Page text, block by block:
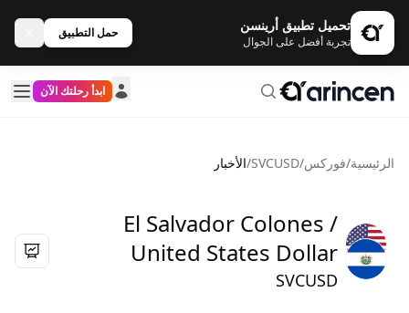
تحميل تطبيق أرينسن
تجربة أفضل على الجوال
حمل التطبيق
ابدأ رحلتك الآن
الرئيسية/فوركس/
SVCUSD
/الأخبار
El Salvador Colones /
United States Dollar
SVCUSD